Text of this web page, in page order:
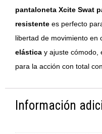
pantaloneta Xcite Swat
resistente es perfecto
libertad de movimiento en
elástica y ajuste cómodo,
para la acción con total
Información